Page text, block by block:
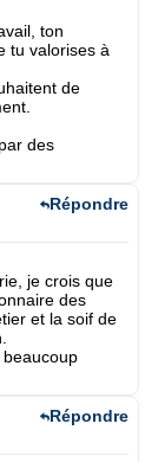
ton
tu valorises à
de
des
je crois que
des
et la soif de
beaucoup
Répondre
Répondre